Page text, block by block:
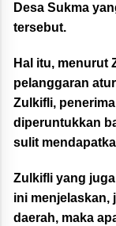
Desa Sukma
tersebut.
Hal itu, menurut
pelanggaran
Zulkifli,
diperuntukkan
sulit
Zulkifli yang
ini menjelaskan,
daerah, maka